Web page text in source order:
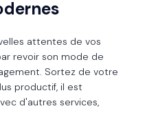
attentes de vos
revoir son mode de
Sortez de votre
productif, il est
d'autres services,